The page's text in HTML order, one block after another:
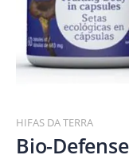
al
comienzo
HIFAS DA TERRA
Bio-Defense